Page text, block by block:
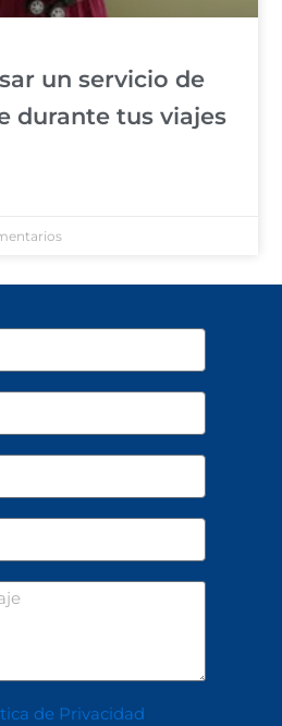
un servicio de
durante tus viajes
de Privacidad